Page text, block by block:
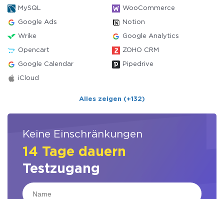
MySQL WooCommerce
Google Ads Notion
Wrike Google Analytics
Opencart ZOHO CRM
Google Calendar Pipedrive
iCloud
Alles zeigen (+132)
Keine Einschränkungen
14 Tage dauern
Testzugang